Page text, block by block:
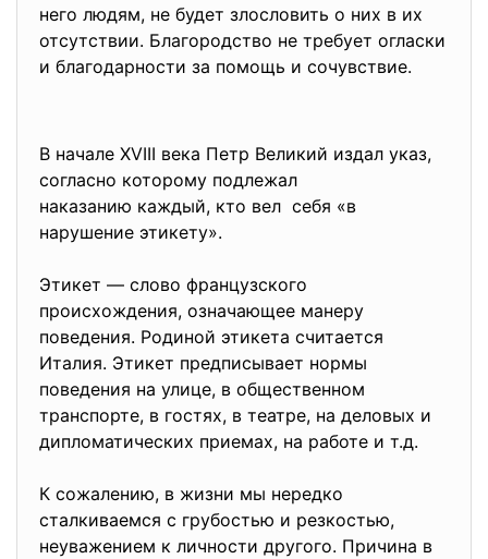
него людям, не будет злословить о них в их
отсутствии. Благородство не требует огласки
и благодарности за помощь и сочувствие.
В начале XVIII века Петр Великий издал указ,
согласно которому подлежал
наказанию каждый, кто вел себя «в
нарушение этикету».
Этикет — слово французского
происхождения, означающее манеру
поведения. Родиной этикета считается
Италия. Этикет предписывает нормы
поведения на улице, в общественном
транспорте, в гостях, в театре, на деловых и
дипломатических приемах, на работе и т.д.
К сожалению, в жизни мы нередко
сталкиваемся с грубостью и резкостью,
неуважением к личности другого. Причина в